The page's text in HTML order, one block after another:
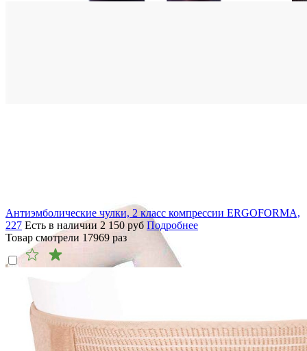
Антиэмболические чулки, 2 класс компрессии ERGOFORMA,
227 Есть в наличии 2 150 руб Подробнее
Товар смотрели 17969 раз